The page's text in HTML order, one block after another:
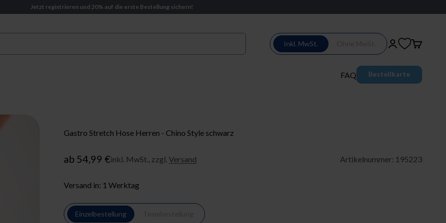
Jetzt registrieren und 20% auf die erste Bestellung sichern!
FAQ Bestellkarte
Inkl. MwSt. Login
Gastro Stretch Hose Herren - Chino Style schwarz
Angebot
ab 54,99 €inkl. MwSt., zzgl. Versand Artikelnummer: 195223
Versand in: 1 Werktag
Einzelbestellung